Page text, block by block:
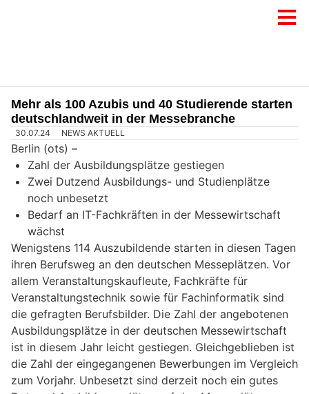
Mehr als 100 Azubis und 40 Studierende starten
deutschlandweit in der Messebranche
30.07.24 NEWS AKTUELL
Berlin (ots) –
Zahl der Ausbildungsplätze gestiegen
Zwei Dutzend Ausbildungs- und Studienplätze
noch unbesetzt
Bedarf an IT-Fachkräften in der Messewirtschaft
wächst
Wenigstens 114 Auszubildende starten in diesen Tagen
ihren Berufsweg an den deutschen Messeplätzen. Vor
allem Veranstaltungskaufleute, Fachkräfte für
Veranstaltungstechnik sowie für Fachinformatik sind
die gefragten Berufsbilder. Die Zahl der angebotenen
Ausbildungsplätze in der deutschen Messewirtschaft
ist in diesem Jahr leicht gestiegen. Gleichgeblieben ist
die Zahl der eingegangenen Bewerbungen im Vergleich
zum Vorjahr. Unbesetzt sind derzeit noch ein gutes